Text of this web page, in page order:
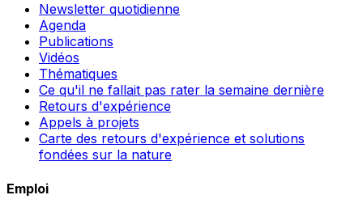
Newsletter quotidienne
Agenda
Publications
Vidéos
Thématiques
Ce qu'il ne fallait pas rater la semaine dernière
Retours d'expérience
Appels à projets
Carte des retours d'expérience et solutions
fondées sur la nature
Emploi